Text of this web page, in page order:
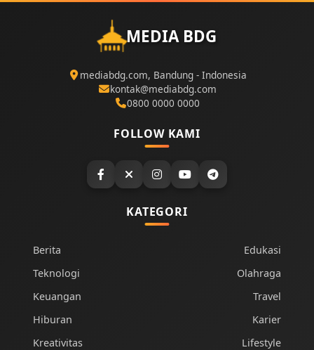
MEDIA BDG
mediabdg.com, Bandung - Indonesia
kontak@mediabdg.com
0800 0000 0000
FOLLOW KAMI
KATEGORI
Berita
Teknologi
Keuangan
Hiburan
Kreativitas
Edukasi
Olahraga
Travel
Karier
Lifestyle